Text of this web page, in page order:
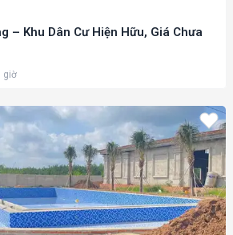
– Khu Dân Cư Hiện Hữu, Giá Chưa
giờ